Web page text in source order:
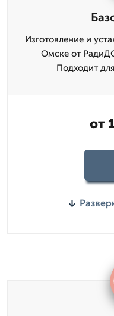
Изготовление и
Омске от
Подходит
от